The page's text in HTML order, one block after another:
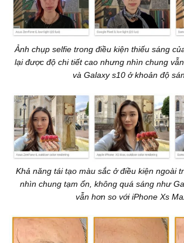
Ảnh chụp selfie trong điều kiện thiếu sáng
lại được độ chi tiết cao nhưng nhìn chung
và Galaxy s10 ở khoản độ
Khả năng tái tạo màu sắc ở điều kiện ngoài
nhìn chung tạm ổn, không quá sáng như
vẫn hơn so với iPhone Xs